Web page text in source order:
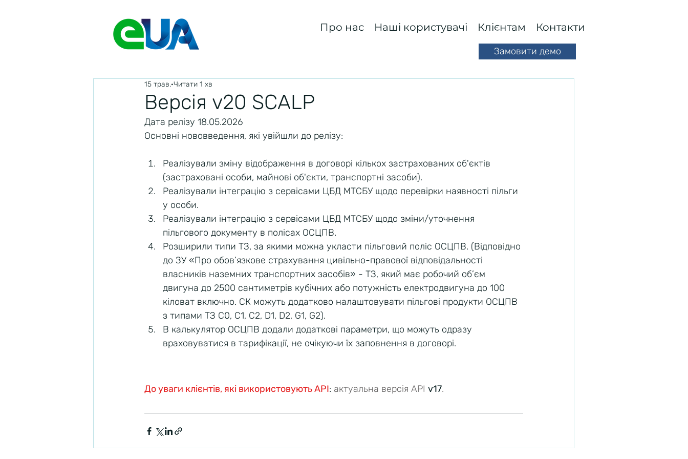
Про нас Наші користувачі Клієнтам Контакти
Замовити демо
Версія v20 SCALP
15 трав. Читати 1 хв
Дата релізу 18.05.2026
Основні нововведення, які увійшли до релізу:
Реалізували зміну відображення в договорі кількох застрахованих об'єктів
(застраховані особи, майнові об'єкти, транспортні засоби).
Реалізували інтеграцію з сервісами ЦБД МТСБУ щодо перевірки наявності пільги
у особи.
Реалізували інтеграцію з сервісами ЦБД МТСБУ щодо зміни/уточнення
пільгового документу в полісах ОСЦПВ.
Розширили типи ТЗ, за якими можна укласти пільговий поліс ОСЦПВ. (Відповідно
до ЗУ «Про обов’язкове страхування цивільно-правової відповідальності
власників наземних транспортних засобів» - ТЗ, який має робочий об’єм
двигуна до 2500 сантиметрів кубічних або потужність електродвигуна до 100
кіловат включно. СК можуть додатково налаштовувати пільгові продукти ОСЦПВ
з типами ТЗ С0, С1, С2, D1, D2, G1, G2).
В калькулятор ОСЦПВ додали додаткові параметри, що можуть одразу
враховуватися в тарифікації, не очікуючи їх заповнення в договорі.
До уваги клієнтів, які використовують API: актуальна версія API v17.